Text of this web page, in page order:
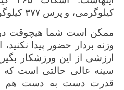
کیلوگرمی، و پرس ۳۷۷ کیلوگرمی.
ممکن است شما هیچوقت
وزنه بردار حضور پیدا
ارزشی از این ورزشکار
سینه عالی حالتی است که
قدرت دست به دست هم